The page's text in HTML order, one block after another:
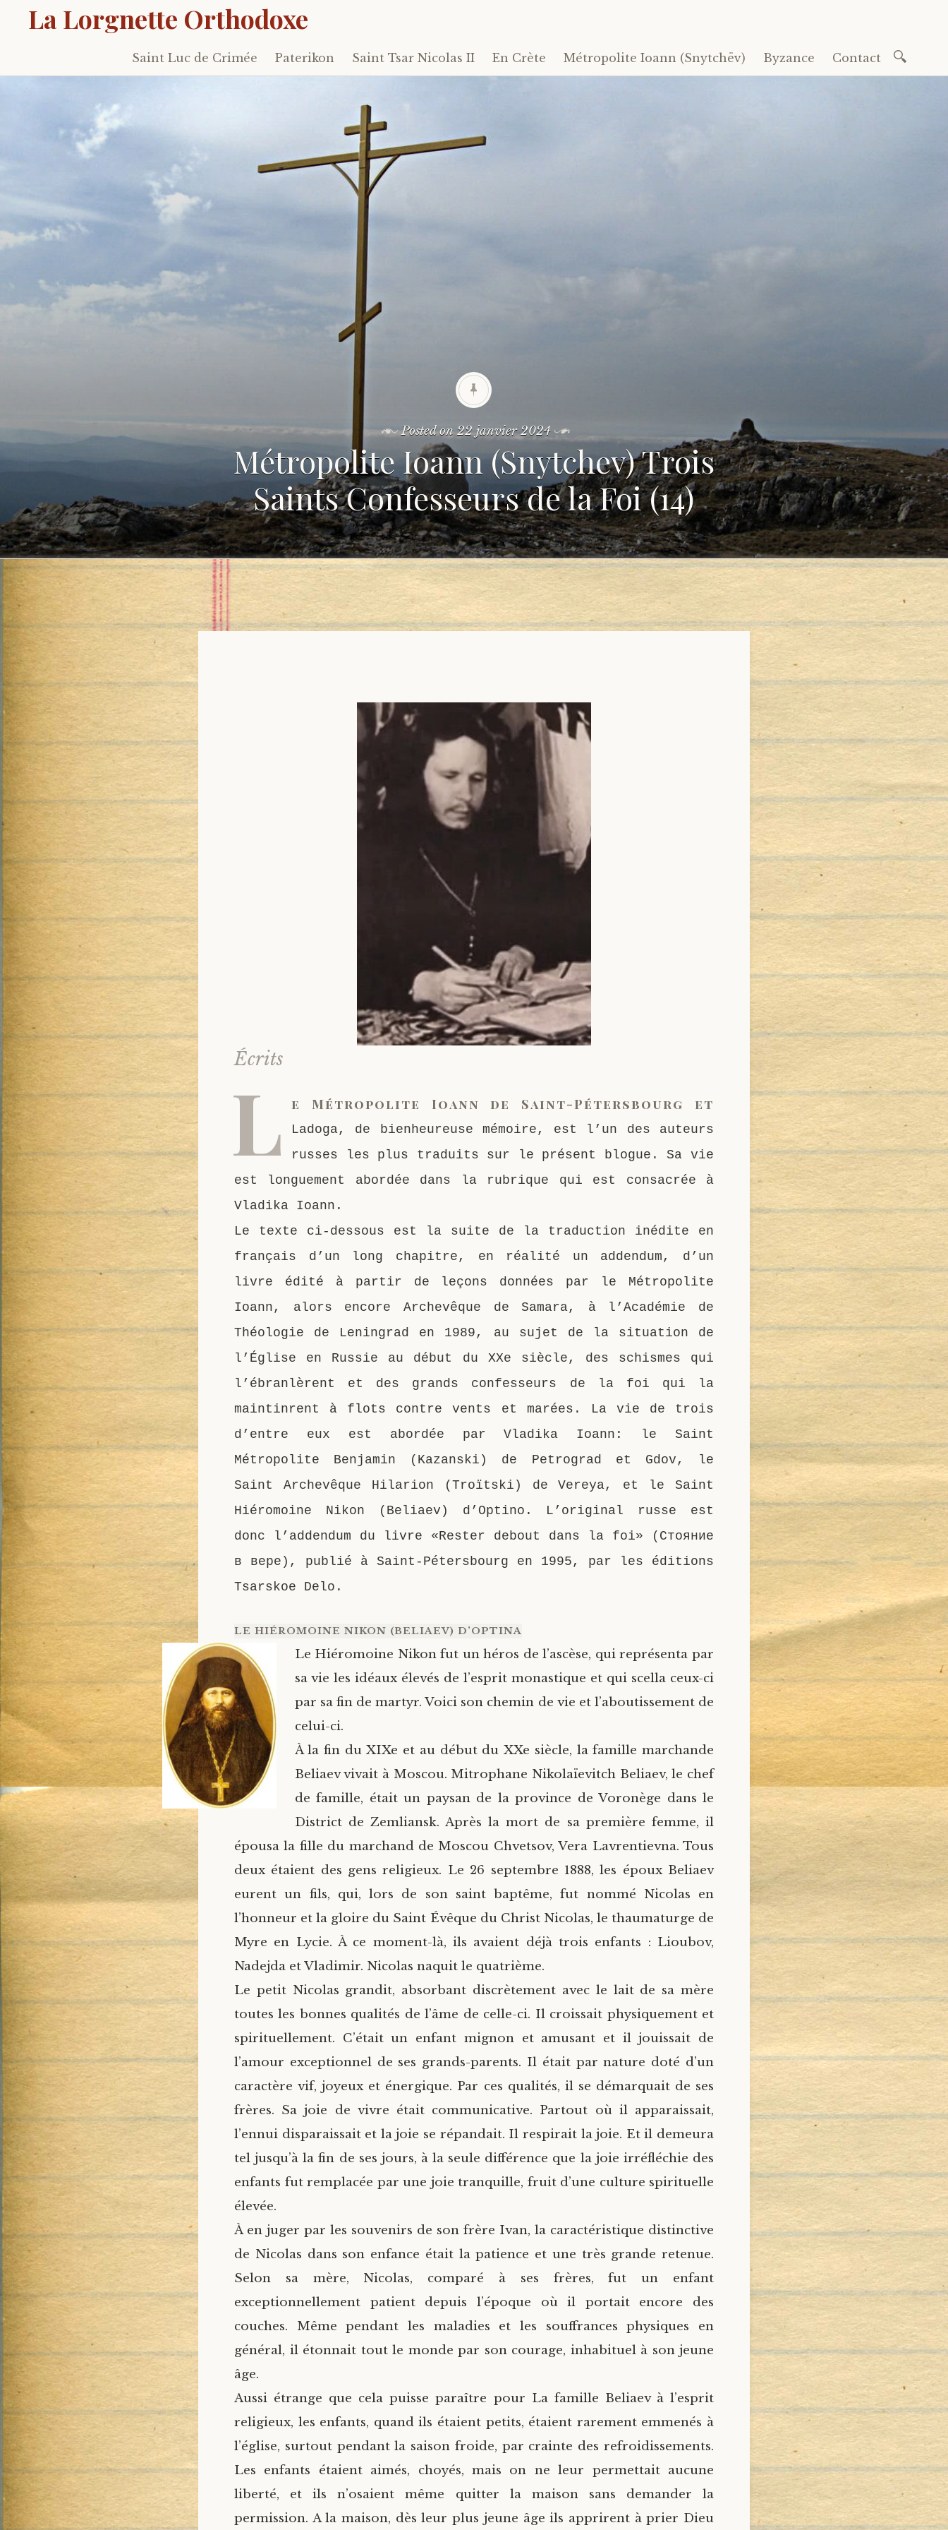
La Lorgnette Orthodoxe
Skip
to
Saint Luc de Crimée Paterikon Saint Tsar Nicolas II En Crète Métropolite Ioann (Snytchëv) Byzance Contact
Posted on22 janvier 2024
Métropolite Ioann (Snytchev) Trois
Saints Confesseurs de la Foi (14)
Écrits
L e Métropolite Ioann de Saint-Pétersbourg et
Ladoga, de bienheureuse mémoire, est l’un des auteurs
russes les plus traduits sur le présent blogue. Sa vie
est longuement abordée dans la rubrique qui est consacrée à
Vladika Ioann.
Le texte ci-dessous est la suite de la traduction inédite en
français d’un long chapitre, en réalité un addendum, d’un
livre édité à partir de leçons données par le Métropolite
Ioann, alors encore Archevêque de Samara, à l’Académie de
Théologie de Leningrad en 1989, au sujet de la situation de
l’Église en Russie au début du XXe siècle, des schismes qui
l’ébranlèrent et des grands confesseurs de la foi qui la
maintinrent à flots contre vents et marées. La vie de trois
d’entre eux est abordée par Vladika Ioann: le Saint
Métropolite Benjamin (Kazanski) de Petrograd et Gdov, le
Saint Archevêque Hilarion (Troïtski) de Vereya, et le Saint
Hiéromoine Nikon (Beliaev) d’Optino. L’original russe est
donc l’addendum du livre «Rester debout dans la foi» (Стояние
в вере), publié à Saint-Pétersbourg en 1995, par les éditions
Tsarskoe Delo.
LE HIÉROMOINE NIKON (BELIAEV) D’OPTINA
Le Hiéromoine Nikon fut un héros de l’ascèse, qui représenta par
sa vie les idéaux élevés de l’esprit monastique et qui scella ceux-ci
par sa fin de martyr. Voici son chemin de vie et l’aboutissement de
celui-ci.
À la fin du XIXe et au début du XXe siècle, la famille marchande
Beliaev vivait à Moscou. Mitrophane Nikolaïevitch Beliaev, le chef
de famille, était un paysan de la province de Voronège dans le
District de Zemliansk. Après la mort de sa première femme, il
épousa la fille du marchand de Moscou Chvetsov, Vera Lavrentievna. Tous
deux étaient des gens religieux. Le 26 septembre 1888, les époux Beliaev
eurent un fils, qui, lors de son saint baptême, fut nommé Nicolas en
l’honneur et la gloire du Saint Évêque du Christ Nicolas, le thaumaturge de
Myre en Lycie. À ce moment-là, ils avaient déjà trois enfants : Lioubov,
Nadejda et Vladimir. Nicolas naquit le quatrième.
Le petit Nicolas grandit, absorbant discrètement avec le lait de sa mère
toutes les bonnes qualités de l’âme de celle-ci. Il croissait physiquement et
spirituellement. C’était un enfant mignon et amusant et il jouissait de
l’amour exceptionnel de ses grands-parents. Il était par nature doté d’un
caractère vif, joyeux et énergique. Par ces qualités, il se démarquait de ses
frères. Sa joie de vivre était communicative. Partout où il apparaissait,
l’ennui disparaissait et la joie se répandait. Il respirait la joie. Et il demeura
tel jusqu’à la fin de ses jours, à la seule différence que la joie irréfléchie des
enfants fut remplacée par une joie tranquille, fruit d’une culture spirituelle
élevée.
À en juger par les souvenirs de son frère Ivan, la caractéristique distinctive
de Nicolas dans son enfance était la patience et une très grande retenue.
Selon sa mère, Nicolas, comparé à ses frères, fut un enfant
exceptionnellement patient depuis l’époque où il portait encore des
couches. Même pendant les maladies et les souffrances physiques en
général, il étonnait tout le monde par son courage, inhabituel à son jeune
âge.
Aussi étrange que cela puisse paraître pour La famille Beliaev à l’esprit
religieux, les enfants, quand ils étaient petits, étaient rarement emmenés à
l’église, surtout pendant la saison froide, par crainte des refroidissements.
Les enfants étaient aimés, choyés, mais on ne leur permettait aucune
liberté, et ils n’osaient même quitter la maison sans demander la
permission. A la maison, dès leur plus jeune âge ils apprirent à prier Dieu